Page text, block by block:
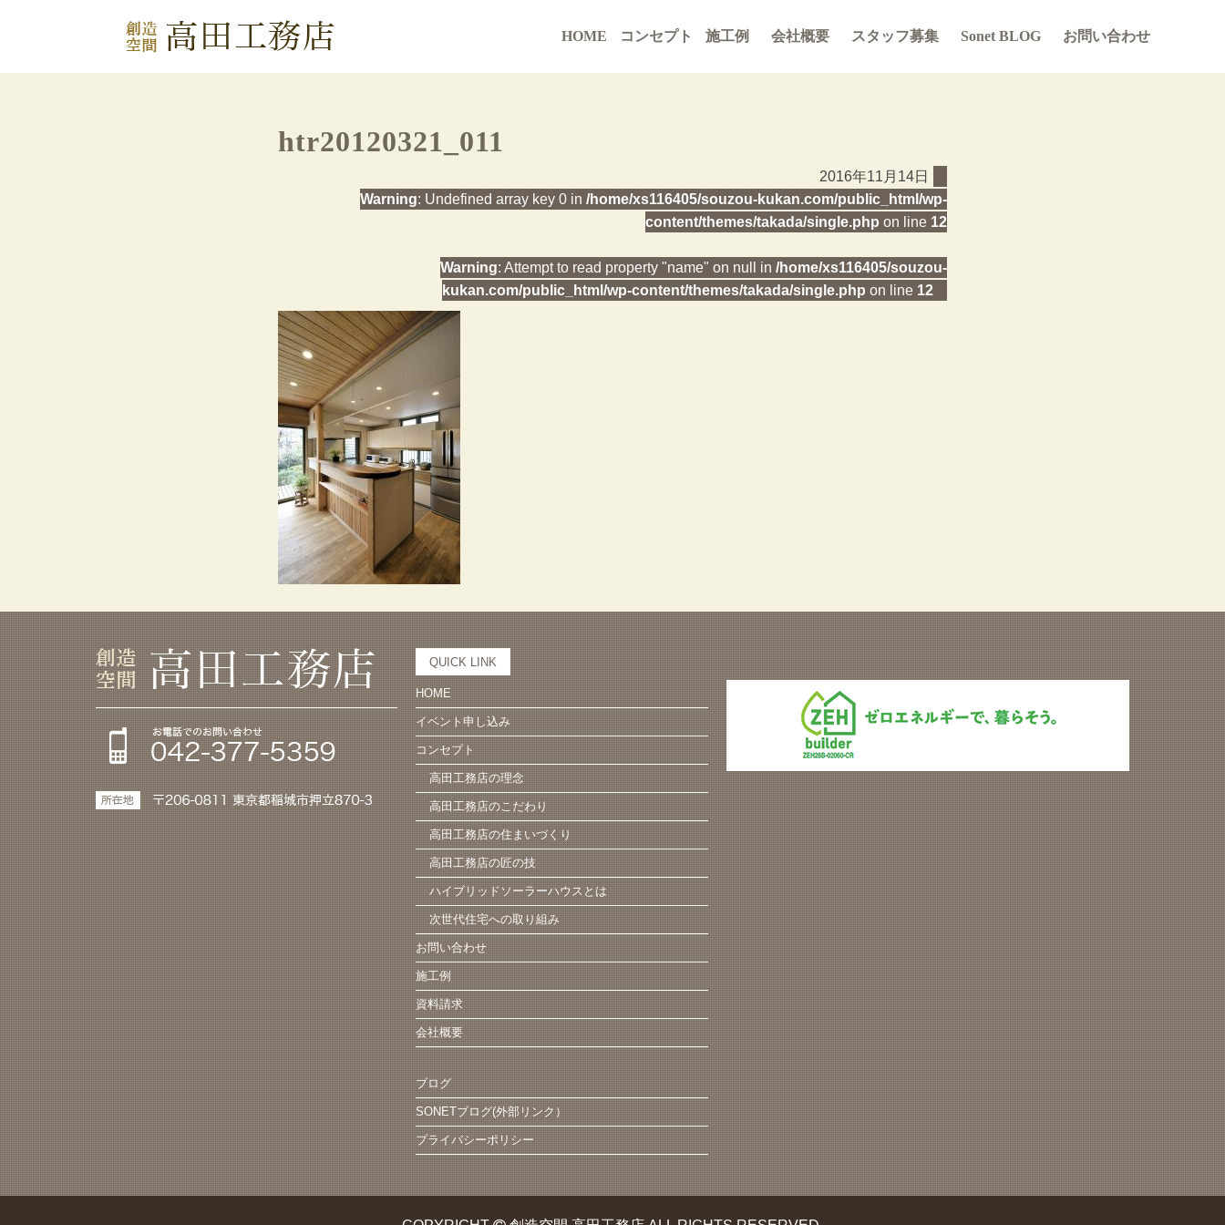
HOME コンセプト 施工例 会社概要 スタッフ募集 Sonet BLOG お問い合わせ
htr20120321_011
2016年11月14日
Warning: Undefined array key 0 in /home/xs116405/souzou-kukan.com/public_html/wp-
content/themes/takada/single.php on line 12
Warning: Attempt to read property "name" on null in /home/xs116405/souzou-
kukan.com/public_html/wp-content/themes/takada/single.php on line 12
QUICK LINK
HOME
イベント申し込み
コンセプト
高田工務店の理念
高田工務店のこだわり
高田工務店の住まいづくり
高田工務店の匠の技
ハイブリッドソーラーハウスとは
次世代住宅への取り組み
お問い合わせ
施工例
資料請求
会社概要
ブログ
SONETブログ(外部リンク）
プライバシーポリシー